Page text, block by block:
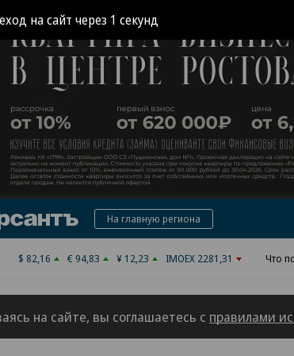
КоммерсантъНа главную региона
$ 82,16 € 94,83 ¥ 12,23 IMOEX 2281,31 Что
на сайте, вы соглашаетесь с правилами